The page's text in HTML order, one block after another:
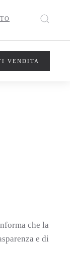
VENDITA
che la
e di